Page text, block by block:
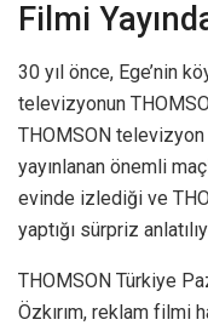
Filmi
30 yıl önce, Ege’nin
televizyonun
THOMSON
yayınlanan önemli
evinde izlediği ve
yaptığı sürpriz
THOMSON Türkiye
Özkırım, reklam filmi